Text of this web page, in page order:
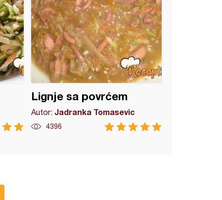
Lignje sa povrćem
Autor: Jadranka Tomasevic
4396